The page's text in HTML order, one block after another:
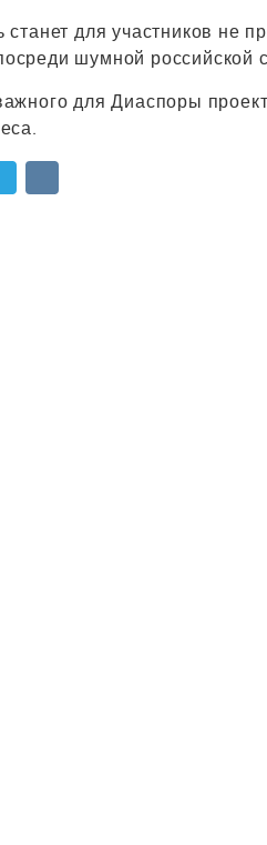
для участников не
шумной российской
для Диаспоры